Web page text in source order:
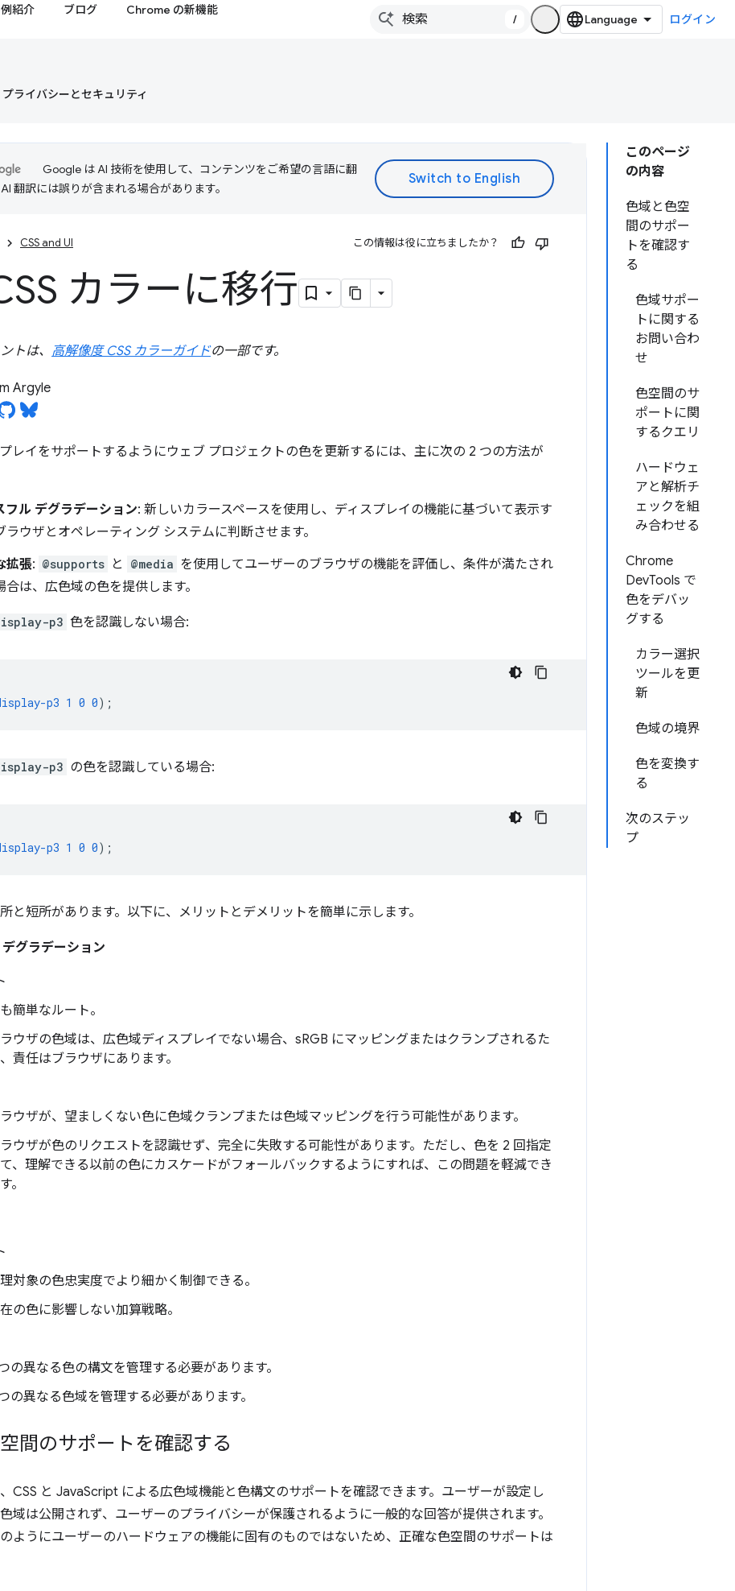
紹介 ブログ Chrome の新機能
/ ログイン
プライバシーとセキュリティ
このページ
の内容
色域と色空
間のサポー
トを確認す
る
色域サポー
トに関する
お問い合わ
せ
色空間のサ
ポートに関
するクエリ
ハードウェ
アと解析チ
ェックを組
み合わせる
Chrome
DevTools で
色をデバッ
グする
カラー選択
ツールを更
新
色域の境界
色を変換す
る
次のステッ
プ
Google は AI 技術を使用して、コンテンツをご希望の言語に翻
翻訳には誤りが含まれる場合があります。
CSS and UI この情報は役に立ちましたか？
カラーに移行
トは、 高解像度 CSS カラーガイドの一部です。
Argyle
レイをサポートするようにウェブ プロジェクトの色を更新するには、主に次の 2 つの方法が
フル デグラデーション: 新しいカラースペースを使用し、ディスプレイの機能に基づいて表示す
ラウザとオペレーティング システムに判断させます。
拡張: @supports と @media を使用してユーザーのブラウザの機能を評価し、条件が満たされ
合は、広色域の色を提供します。
p3 色を認識しない場合:
p3 1 0 0);
p3 の色を認識している場合:
p3 1 0 0);
と短所があります。以下に、メリットとデメリットを簡単に示します。
グラデーション
簡単なルート。
ウザの色域は、広色域ディスプレイでない場合、sRGB にマッピングまたはクランプされるた
責任はブラウザにあります。
ウザが、望ましくない色に色域クランプまたは色域マッピングを行う可能性があります。
ウザが色のリクエストを認識せず、完全に失敗する可能性があります。ただし、色を 2 回指定
、理解できる以前の色にカスケードがフォールバックするようにすれば、この問題を軽減でき
。
対象の色忠実度でより細かく制御できる。
の色に影響しない加算戦略。
の異なる色の構文を管理する必要があります。
の異なる色域を管理する必要があります。
間のサポートを確認する
CSS と JavaScript による広色域機能と色構文のサポートを確認できます。ユーザーが設定し
域は公開されず、ユーザーのプライバシーが保護されるように一般的な回答が提供されます。
ようにユーザーのハードウェアの機能に固有のものではないため、正確な色空間のサポートは